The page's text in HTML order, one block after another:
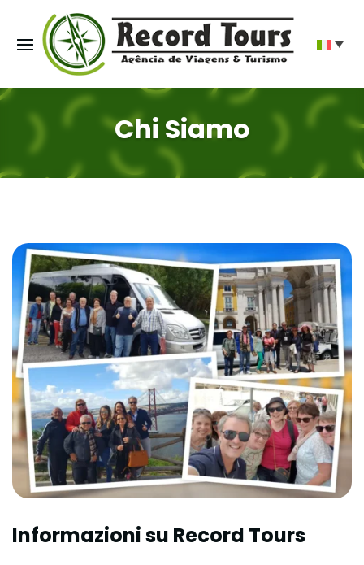
Chi Siamo
Informazioni su Record Tours